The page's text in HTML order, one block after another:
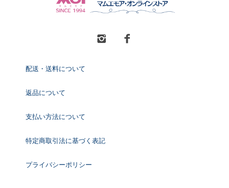
配送・送料について
返品について
支払い方法について
特定商取引法に基づく表記
プライバシーポリシー